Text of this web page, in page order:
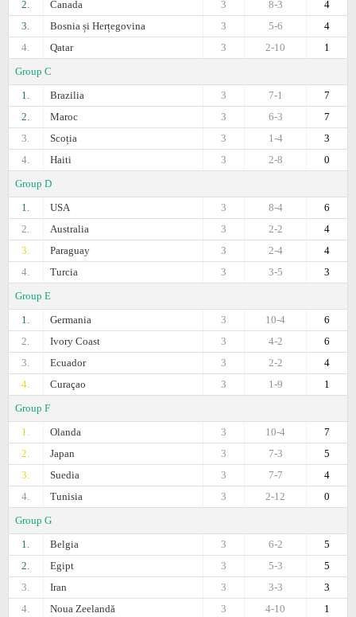
2. Canada 4
8-3
3
3.
Bosnia și Herțegovina 4
5-6
3
4.
Qatar 1
2-10
3
Group C
1.
Brazilia 7
7-1
3
2.
Maroc 7
6-3
3
3.
Scoția 3
1-4
3
4.
Haiti 0
2-8
3
Group D
1.
USA 6
8-4
3
2.
Australia 4
2-2
3
3.
Paraguay 4
2-4
3
4.
Turcia 3
3-5
3
Group E
1.
Germania 6
10-4
3
2.
Ivory Coast 6
4-2
3
3.
Ecuador 4
2-2
3
4.
Curaçao 1
1-9
3
Group F
1.
Olanda 7
10-4
3
2.
Japan 5
7-3
3
3.
Suedia 4
7-7
3
4.
Tunisia 0
2-12
3
Group G
1.
Belgia 5
6-2
3
2.
Egipt 5
5-3
3
3.
Iran 3
3-3
3
4.
Noua Zeelandă 1
4-10
3